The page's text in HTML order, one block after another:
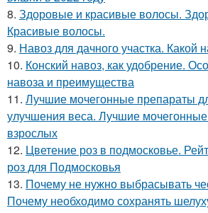
8. Здоровые и красивые волосы.
Красивые волосы.
9. Навоз для дачного участка. Какой
10. Конский навоз, как удобрение.
навоза и преимущества
11. Лучшие мочегонные препараты
улучшения веса. Лучшие мочегонные
взрослых
12. Цветение роз в подмосковье.
роз для Подмосковья
13. Почему не нужно выбрасывать
Почему необходимо сохранять